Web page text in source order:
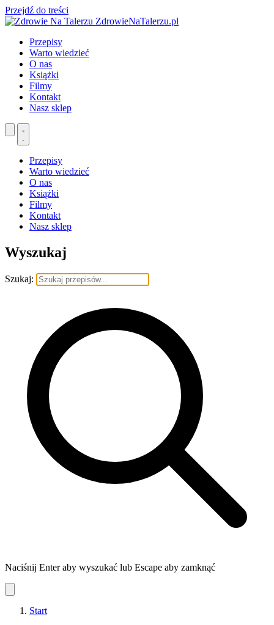
Przejdź do treści
ZdrowieNaTalerzu.pl
Przepisy
Warto wiedzieć
O nas
Książki
Filmy
Kontakt
Nasz sklep
Przepisy
Warto wiedzieć
O nas
Książki
Filmy
Kontakt
Nasz sklep
Wyszukaj
Szukaj:
Naciśnij Enter aby wyszukać lub Escape aby zamknąć
Start